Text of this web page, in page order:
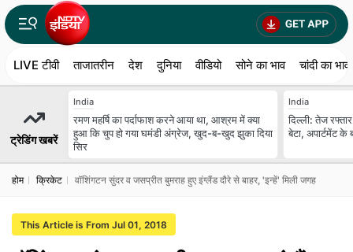
LIVE टीवी ताजातरीन देश दुनिया वीडियो सोने का भाव चांदी का भाव
ट्रेडिंग खबरें
India
रमण महर्षि का पर्दाफाश करने आया था, आश्रम में क्या
हुआ कि चुप हो गया घमंडी अंग्रेज, खुद-ब-खुद झुका दिया
सिर
India
दिल्ली: तेज
बेटा, अपार्टमेंट के
होम क्रिकेट वॉशिंगटन सुंदर व जसप्रीत बुमराह हुए इंग्लैंड दौरे से बाहर, 'इन्हें' मिली जगह
This Article is From Jul 01, 2018